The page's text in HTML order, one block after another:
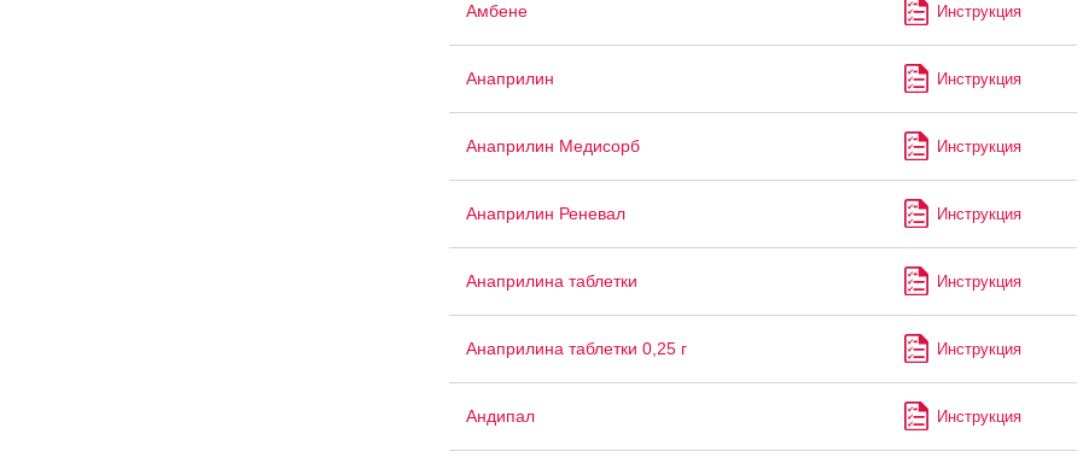
Амбене Инструкция
Анаприлин Инструкция
Анаприлин Медисорб Инструкция
Анаприлин Реневал Инструкция
Анаприлина таблетки Инструкция
Анаприлина таблетки 0,25 г Инструкция
Андипал Инструкция